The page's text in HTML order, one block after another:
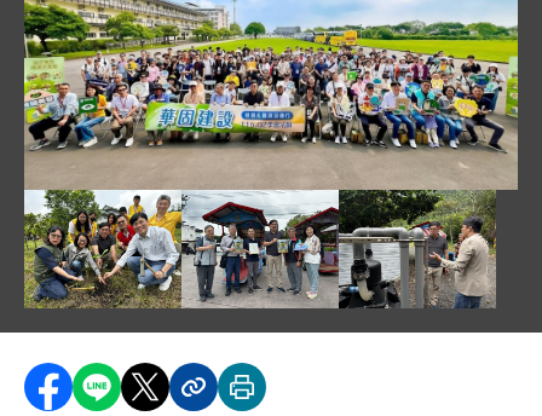
圖片說明：彭啓明部長參與植樹活動合照 .jpeg
分享至 Facebook
分享到 LINE
分享到 X分享內容連結
列印本頁